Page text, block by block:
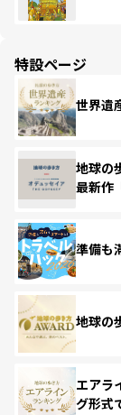
特設ページ
世界遺
地球の
最新作
準備も
地球の
エアラ
グ形式